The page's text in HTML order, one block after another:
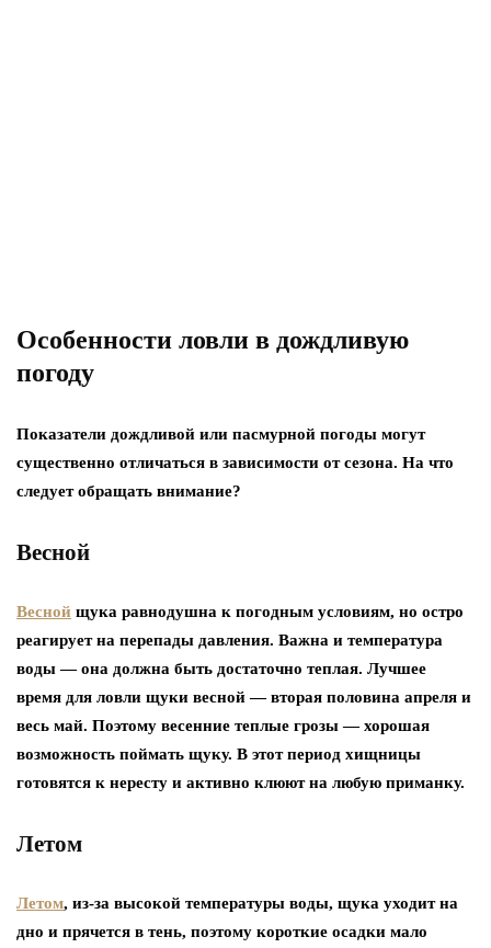
Особенности ловли в дождливую
погоду
Показатели дождливой или пасмурной погоды могут
существенно отличаться в зависимости от сезона. На что
следует обращать внимание?
Весной
Весной щука равнодушна к погодным условиям, но остро
реагирует на перепады давления. Важна и температура
воды — она должна быть достаточно теплая. Лучшее
время для ловли щуки весной — вторая половина апреля и
весь май. Поэтому весенние теплые грозы — хорошая
возможность поймать щуку. В этот период хищницы
готовятся к нересту и активно клюют на любую приманку.
Летом
Летом, из-за высокой температуры воды, щука уходит на
дно и прячется в тень, поэтому короткие осадки мало